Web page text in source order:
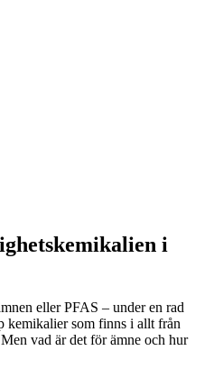
i
eller PFAS – under en rad
kemikalier som finns i allt från
vad är det för ämne och hur